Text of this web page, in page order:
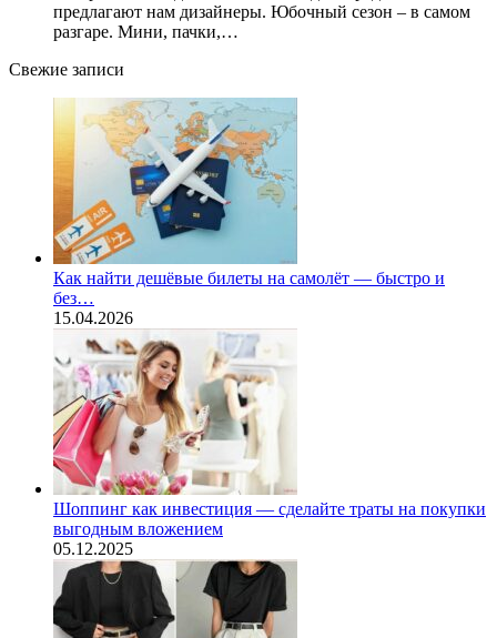
предлагают нам дизайнеры. Юбочный сезон – в самом
разгаре. Мини, пачки,…
Свежие записи
Как найти дешёвые билеты на самолёт — быстро и
без…
15.04.2026
Шоппинг как инвестиция — сделайте траты на покупки
выгодным вложением
05.12.2025